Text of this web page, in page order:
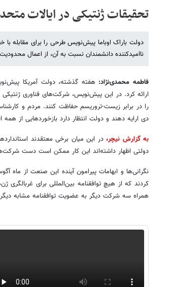
تحقیقات ژنتیکی در ایالات
دولت باراک اوباما پیش‌نویس طرحی را برای مقابله
ناامیدکننده دانشمندان نسبت به آن، از اعمال
فاطمه محمدی‌نژاد: هفته گذشته، دولت آمریکا
ارائه کرد. در این پیش‌نویس، شرکت‌های فناوری ژنتیکی
دی ارایه دهند و دولت انتظار دارد بازخوردهایی از همه
به گزارش نیچر، در این میان برخی معتقدند
دولتی اظهار داشته‌اند این کار ممکن است دست شرکت‌ها
نگرانی‌ها و ابهامات پیرامون آینده این صنعت از ماه
کردند که از هیچ توافقنامه بین‌المللی برای
همراه سه شرکت دیگر به عضویت توافقنامه مشابه